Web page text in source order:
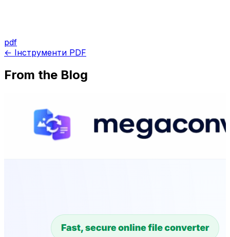
pdf
← Інструменти PDF
From the Blog